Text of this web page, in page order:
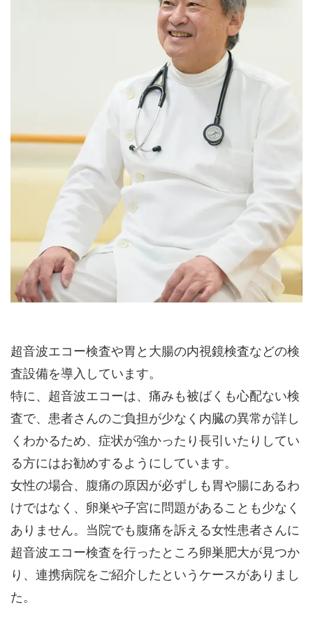
超音波エコー検査や胃と大腸の内視鏡検査などの検
査設備を導入しています。
特に、超音波エコーは、痛みも被ばくも心配ない検
査で、患者さんのご負担が少なく内臓の異常が詳し
くわかるため、症状が強かったり長引いたりしてい
る方にはお勧めするようにしています。
女性の場合、腹痛の原因が必ずしも胃や腸にあるわ
けではなく、卵巣や子宮に問題があることも少なく
ありません。当院でも腹痛を訴える女性患者さんに
超音波エコー検査を行ったところ卵巣肥大が見つか
り、連携病院をご紹介したというケースがありまし
た。